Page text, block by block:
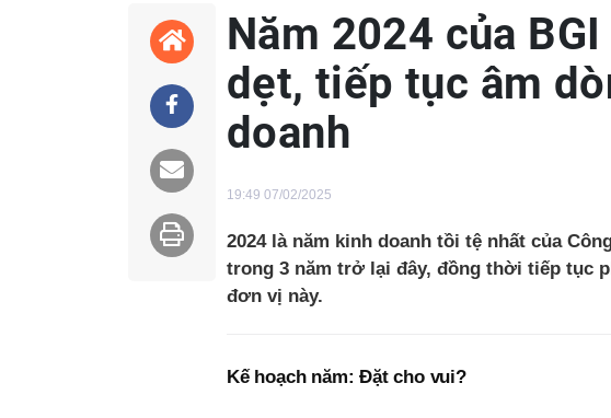
Năm 2024 của
dẹt, tiếp tục âm
doanh
19:49 07/02/2025
2024 là năm kinh doanh tồi tệ nhất của
trong 3 năm trở lại đây, đồng thời tiếp tục
đơn vị này.
Kế hoạch năm: Đặt cho vui?